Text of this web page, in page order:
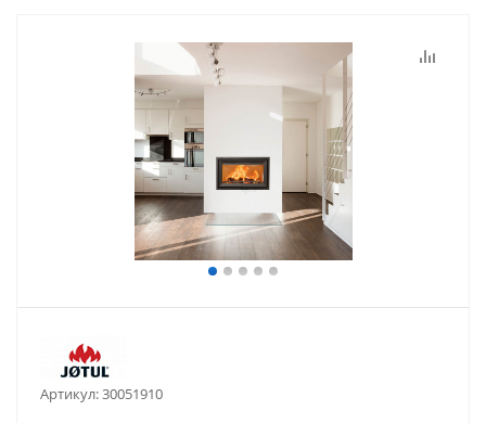
Артикул:30051910